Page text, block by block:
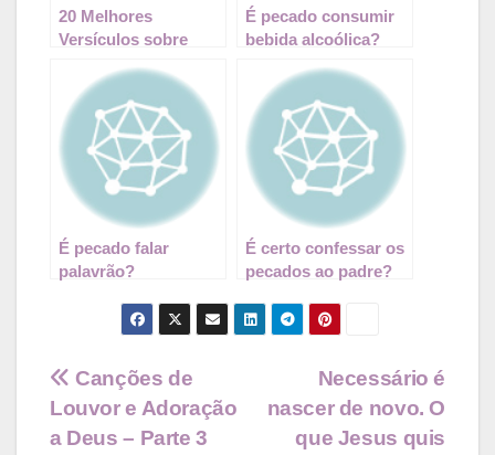
20 Melhores
Versículos sobre
para ministrar no
culto
É pecado consumir
bebida alcoólica?
É pecado falar
palavrão?
É certo confessar os
pecados ao padre?
Navegação
de
Necessário é
nascer de novo. O
que Jesus quis
Canções de
Louvor e Adoração
a Deus – Parte 3